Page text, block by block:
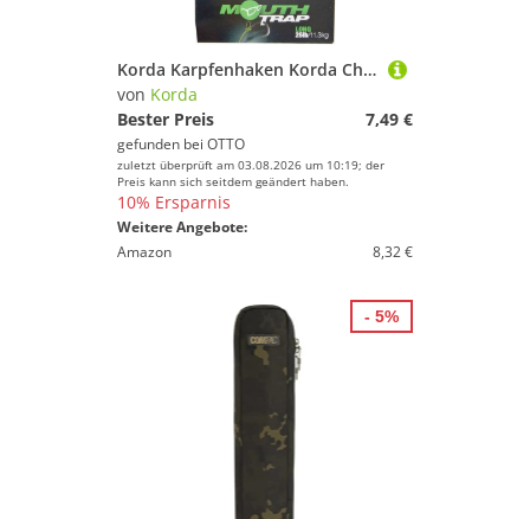
Korda Karpfenhaken Korda Chod Rig Long 7,5cm - 3 Karpfenmontagen
von Korda
Bester Preis
7,49 €
gefunden bei OTTO
zuletzt überprüft am 03.08.2026 um 10:19; der
Preis kann sich seitdem geändert haben.
10% Ersparnis
Weitere Angebote:
Amazon
8,32 €
- 5%